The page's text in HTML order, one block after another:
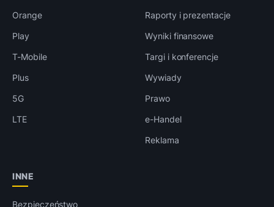
Orange
Play
T-Mobile
Plus
5G
LTE
Raporty i prezentacje
Wyniki finansowe
Targi i konferencje
Wywiady
Prawo
e-Handel
Reklama
INNE
Bezpieczeństwo